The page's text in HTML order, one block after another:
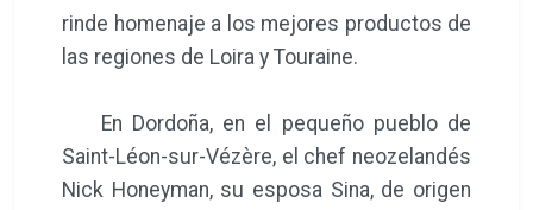
rinde homenaje a los mejores productos de
las regiones de Loira y Touraine.
En Dordoña, en el pequeño pueblo de
Saint-Léon-sur-Vézère, el chef neozelandés
Nick Honeyman, su esposa Sina, de origen